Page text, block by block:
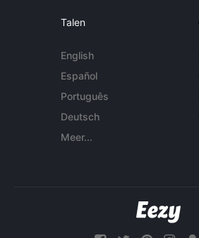
Talen
English
Español
Português
Deutsch
Meer...